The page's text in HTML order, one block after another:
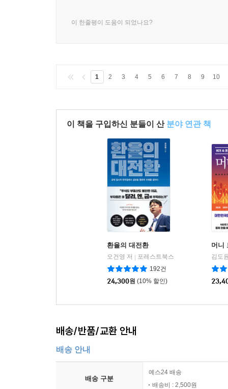
이 한줄평이 도움이 되었나요?
1 2 3 4 5 6 7 8 9 10
이 책을 구입하신 분들이 산 분야 연관 책
환율의 대전환
오건영 저
포레스트북스
192건
24,300원 (10% 할인)
머니
배송/반품/교환 안내
배송 안내
배송 구분
예스24 배송
배송비 : 2,500원